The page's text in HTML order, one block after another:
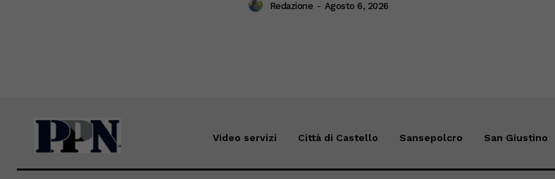
Redazione - Agosto 6, 2026
Video servizi Città di Castello Sansepolcro San Giustino